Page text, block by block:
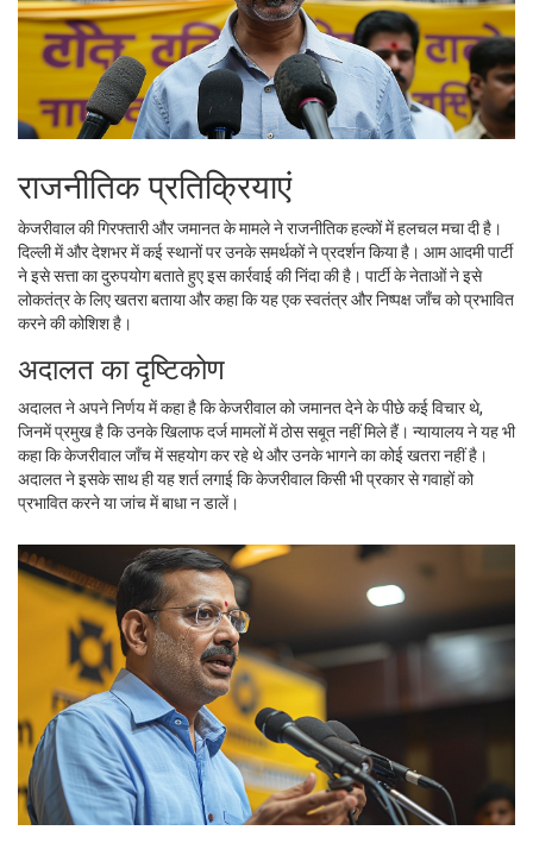
राजनीतिक प्रतिक्रियाएं
केजरीवाल की गिरफ्तारी और जमानत के मामले ने राजनीतिक हल्कों में हलचल मचा दी है।
दिल्ली में और देशभर में कई स्थानों पर उनके समर्थकों ने प्रदर्शन किया है। आम आदमी पार्टी
ने इसे सत्ता का दुरुपयोग बताते हुए इस कार्रवाई की निंदा की है। पार्टी के नेताओं ने इसे
लोकतंत्र के लिए खतरा बताया और कहा कि यह एक स्वतंत्र और निष्पक्ष जाँच को प्रभावित
करने की कोशिश है।
अदालत का दृष्टिकोण
अदालत ने अपने निर्णय में कहा है कि केजरीवाल को जमानत देने के पीछे कई विचार थे,
जिनमें प्रमुख है कि उनके खिलाफ दर्ज मामलों में ठोस सबूत नहीं मिले हैं। न्यायालय ने यह भी
कहा कि केजरीवाल जाँच में सहयोग कर रहे थे और उनके भागने का कोई खतरा नहीं है।
अदालत ने इसके साथ ही यह शर्त लगाई कि केजरीवाल किसी भी प्रकार से गवाहों को
प्रभावित करने या जांच में बाधा न डालें।